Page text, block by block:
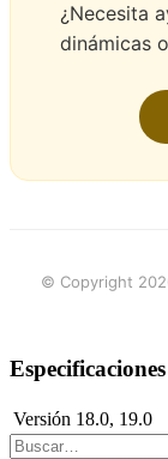
¿Necesita
dinámicas
© Copyright
Especificaciones
Versión 18.0, 19.0